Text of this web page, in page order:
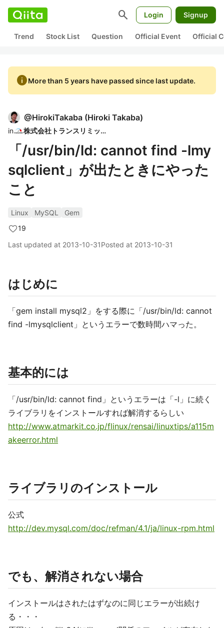
search Login Signup
Trend Stock List Question Official Event Official
infoMore than 5 years have passed since last update.
@HirokiTakaba (Hiroki Takaba)
in 株式会社トランスリミット
「/usr/bin/ld: cannot find -lmy
sqlclient」が出たときにやった
こと
Linux MySQL
Gem
19
Last updated at 2013-10-31Posted at 2013-10-31
はじめに
「gem install mysql2」をする際に「/usr/bin/ld: cannot
find -lmysqlclient」というエラーで数時間ハマった。
基本的には
「/usr/bin/ld: cannot find」というエラーは「-l」に続く
ライブラリをインストールすれば解消するらしい
http://www.atmarkit.co.jp/flinux/rensai/linuxtips/a115m
akeerror.html
ライブラリのインストール
公式
http://dev.mysql.com/doc/refman/4.1/ja/linux-rpm.html
でも、解消されない場合
インストールはされたはずなのに同じエラーが出続け
る・・・